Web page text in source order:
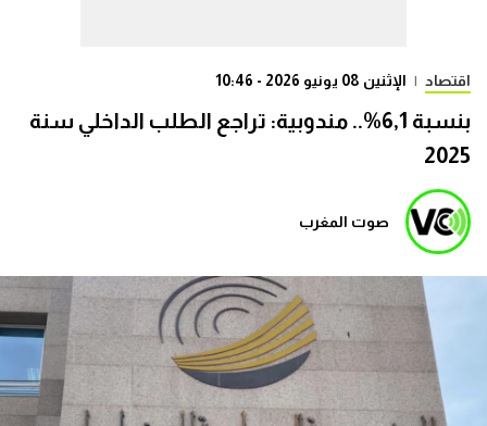
اقتصاد | الإثنين 08 يونيو 2026 - 10:46
بنسبة 6,1%.. مندوبية: تراجع الطلب الداخلي سنة
2025
صوت المغرب